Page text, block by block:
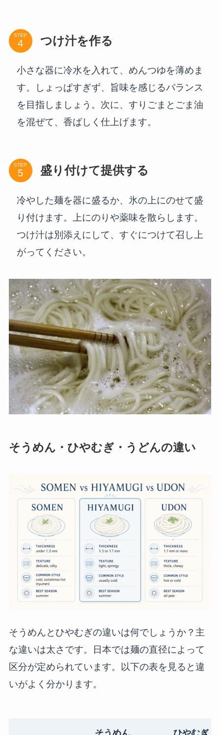
STEP つけ汁を作る
小さな器に冷水を入れて、めんつゆを薄めま
す。しょっぱすぎず、旨味を感じるバランス
を目指しましょう。次に、すりごまとごま油
を混ぜて、香ばしく仕上げます。
STEP 盛り付けて提供する
冷やした麺を器に盛るか、氷の上にのせて盛
り付けます。上にのりや薬味を散らします。
つけ汁は別添えにして、すぐにつけて召し上
がってください。
そうめん・ひやむぎ・うどんの違い
そうめんとひやむぎの違いは何でしょうか？主
な違いは太さです。日本では麺の直径によって
区分が定められています。以下の表を見ると違
いがよく分かります。